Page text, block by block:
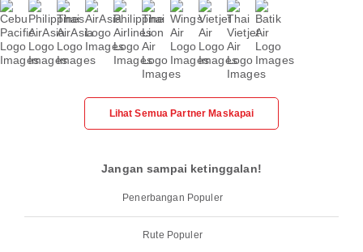
Lihat Semua Partner Maskapai
Jangan sampai ketinggalan!
Penerbangan Populer
Rute Populer